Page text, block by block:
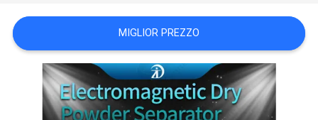
DEL
SITO
PRIVACY
POLICY
MIGLIOR PREZZO